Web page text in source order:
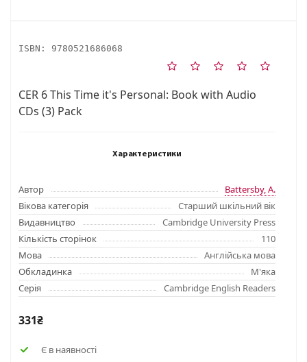
ISBN: 9780521686068
CER 6 This Time it's Personal: Book with Audio
CDs (3) Pack
Характеристики
Автор
Battersby, A.
Вікова категорія
Старший шкільний вік
Видавництво
Cambridge University Press
Кількість сторінок
110
Мова
Англійська мова
Обкладинка
М'яка
Серія
Cambridge English Readers
331₴
Є в наявності